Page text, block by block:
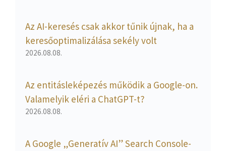
Az AI-keresés csak akkor tűnik újnak, ha a
keresőoptimalizálása sekély volt
2026.08.08.
Az entitásleképezés működik a Google-on.
Valamelyik eléri a ChatGPT-t?
2026.08.08.
A Google „Generatív AI” Search Console-